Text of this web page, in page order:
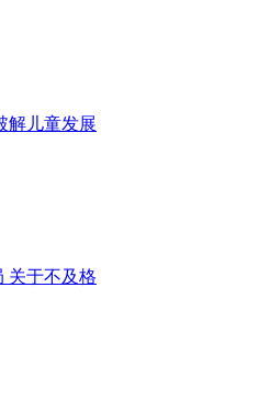
解儿童发展
关于不及格